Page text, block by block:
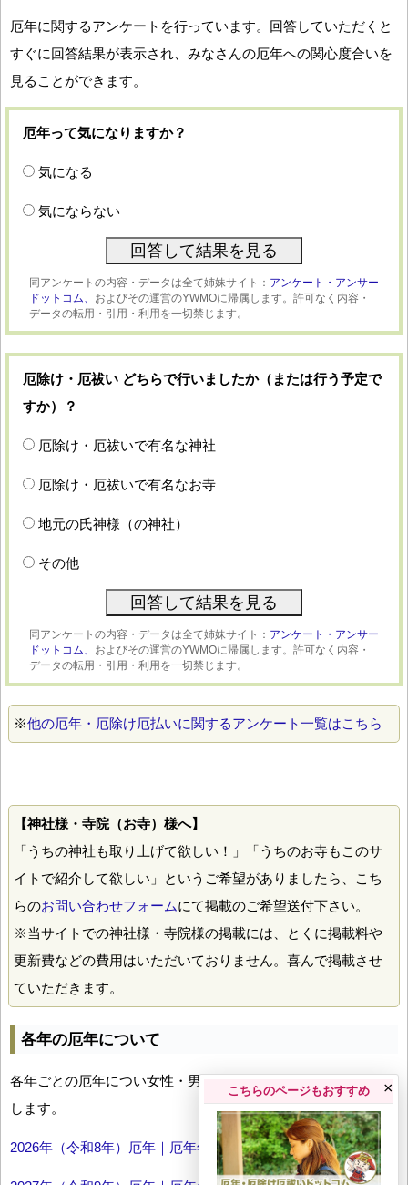
厄年に関するアンケートを行っています。回答していただくと
すぐに回答結果が表示され、みなさんの厄年への関心度合いを
見ることができます。
厄年って気になりますか？
気になる
気にならない
同アンケートの内容・データは全て姉妹サイト： アンケート・アンサー
ドットコム、 およびその運営のYWMOに帰属します。許可なく内容・
データの転用・引用・利用を一切禁じます。
厄除け・厄祓い どちらで行いましたか（または行う予定で
すか）？
厄除け・厄祓いで有名な神社
厄除け・厄祓いで有名なお寺
地元の氏神様（の神社）
その他
同アンケートの内容・データは全て姉妹サイト： アンケート・アンサー
ドットコム、 およびその運営のYWMOに帰属します。許可なく内容・
データの転用・引用・利用を一切禁じます。
※他の厄年・厄除け厄払いに関するアンケート一覧はこちら
【神社様・寺院（お寺）様へ】
「うちの神社も取り上げて欲しい！」「うちのお寺もこのサ
イトで紹介して欲しい」というご希望がありましたら、こち
らのお問い合わせフォームにて掲載のご希望送付下さい。
※当サイトでの神社様・寺院様の掲載には、とくに掲載料や
更新費などの費用はいただいておりません。喜んで掲載させ
ていただきます。
各年の厄年について
各年ごとの厄年につい女性・男性の年齢早見表とともにお伝え
します。
2026年（令和8年）厄年｜厄年年齢早見表
こちらのページもおすすめ ×